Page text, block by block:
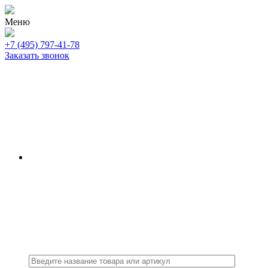
Меню
+7 (495) 797-41-78
Заказать звонок